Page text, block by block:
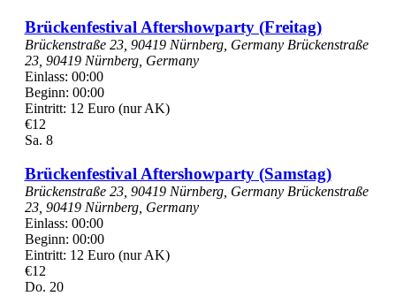
Brückenfestival Aftershowparty (Freitag)
Brückenstraße 23, 90419 Nürnberg, Germany Brückenstraße
23, 90419 Nürnberg, Germany
Einlass: 00:00
Beginn: 00:00
Eintritt: 12 Euro (nur AK)
€12
Sa. 8
Brückenfestival Aftershowparty (Samstag)
Brückenstraße 23, 90419 Nürnberg, Germany Brückenstraße
23, 90419 Nürnberg, Germany
Einlass: 00:00
Beginn: 00:00
Eintritt: 12 Euro (nur AK)
€12
Do. 20